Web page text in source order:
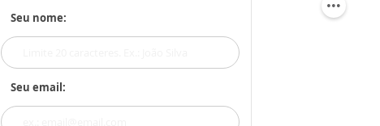
Seu nome:
Seu email: